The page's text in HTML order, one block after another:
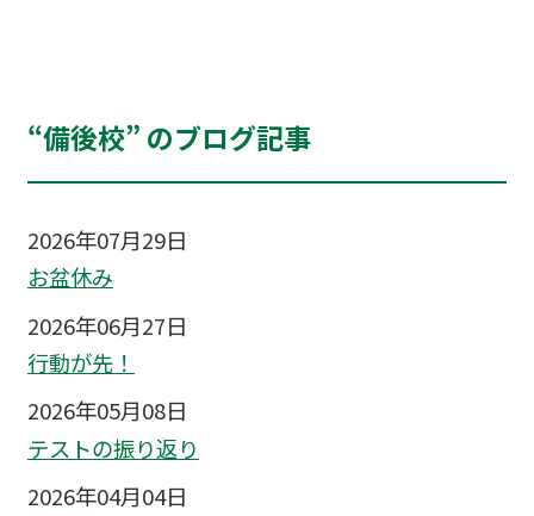
“備後校” のブログ記事
2026年07月29日
お盆休み
2026年06月27日
行動が先！
2026年05月08日
テストの振り返り
2026年04月04日